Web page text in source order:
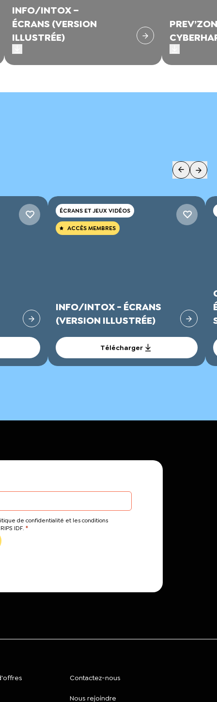
INFO/INTOX –
ÉCRANS (VERSION
ILLUSTRÉE)
ÉCRANS ET JEUX VIDÉOS
ACCÈS MEMBRES
INFO/INTOX - ÉCRANS
(VERSION ILLUSTRÉE)
Télécharger
de confidentialité et les conditions
IDF. *
Contactez-nous
Nous rejoindre